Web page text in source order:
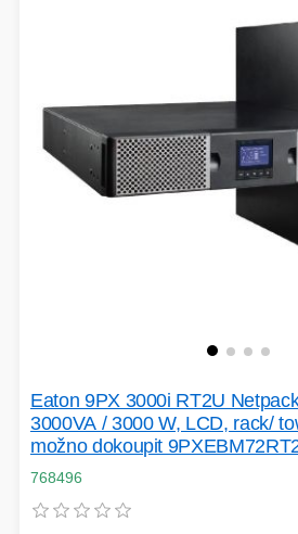
Eaton 9PX 3000i RT2U
3000VA / 3000 W, LCD, rack/
možno dokoupit
768496